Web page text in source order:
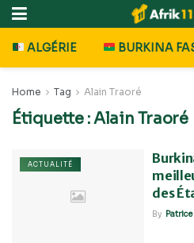
ALGÉRIE BURKINA
Home Tag Alain Traoré
Étiquette :Alain Traoré
ACTUALITÉ
des
By Patrice